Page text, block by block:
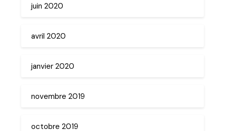
juin 2020
avril 2020
janvier 2020
novembre 2019
octobre 2019